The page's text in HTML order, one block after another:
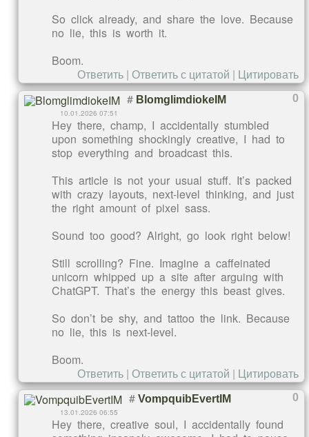
So click already, and share the love. Because
no lie, this is worth it.
Boom.
Ответить | Ответить с цитатой | Цитировать
0
# BlomglimdiokeIM
10.01.2026 07:51
Hey there, champ, I accidentally stumbled
upon something shockingly creative, I had to
stop everything and broadcast this.
This article is not your usual stuff. It’s packed
with crazy layouts, next-level thinking, and just
the right amount of pixel sass.
Sound too good? Alright, go look right below!
Still scrolling? Fine. Imagine a caffeinated
unicorn whipped up a site after arguing with
ChatGPT. That’s the energy this beast gives.
So don’t be shy, and tattoo the link. Because
no lie, this is next-level.
Boom.
Ответить | Ответить с цитатой | Цитировать
0
# VompquibEvertIM
13.01.2026 06:55
Hey there, creative soul, I accidentally found